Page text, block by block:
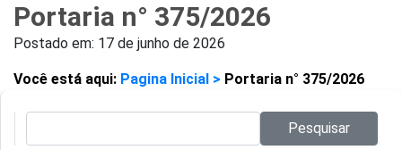
Portaria n° 375/2026
Postado em: 17 de junho de 2026
Você está aqui: Pagina Inicial > Portaria n° 375/2026
Pesquisar